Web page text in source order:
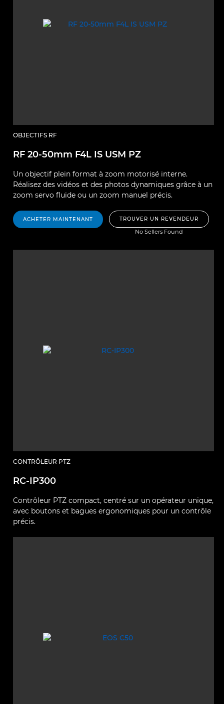
OBJECTIFS RF
RF 20-50mm F4L IS USM PZ
Un objectif plein format à zoom motorisé interne.
Réalisez des vidéos et des photos dynamiques grâce à un
zoom servo fluide ou un zoom manuel précis.
ACHETER MAINTENANT TROUVER UN REVENDEUR
No Sellers Found
CONTRÔLEUR PTZ
RC-IP300
Contrôleur PTZ compact, centré sur un opérateur unique,
avec boutons et bagues ergonomiques pour un contrôle
précis.